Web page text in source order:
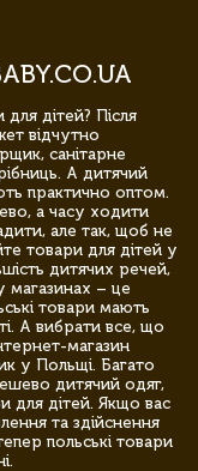
дітей? Після
відчутно
санітарне
А дитячий
практично оптом.
а часу ходити
але так, щоб не
товари для дітей у
дитячих речей,
магазинах – це
товари мають
А вибрати все, що
магазин
у Польщі. Багато
дитячий одяг,
для дітей. Якщо вас
та здійснення
польські товари